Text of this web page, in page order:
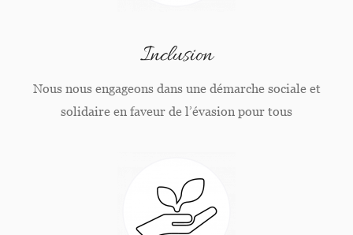
Inclusion
Nous nous engageons dans une démarche sociale et
solidaire en faveur de l’évasion pour tous